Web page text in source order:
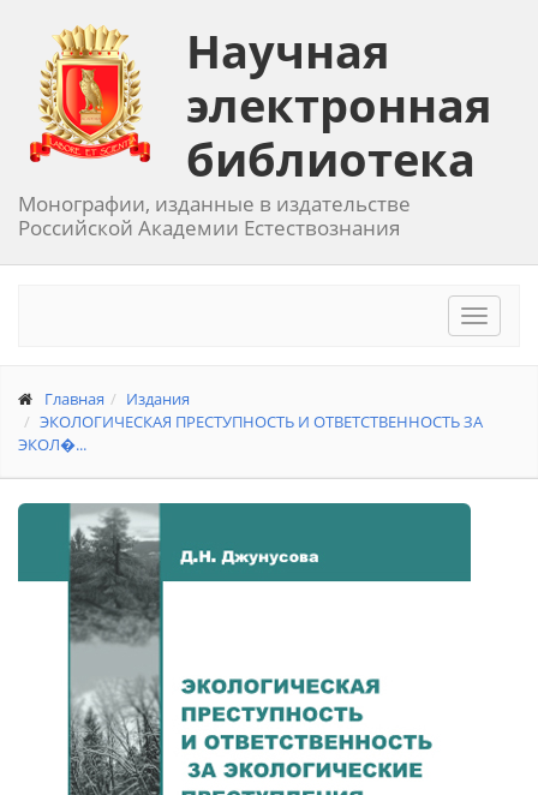
Научная
электронная
библиотека
Монографии, изданные в издательстве
Российской Академии Естествознания
Toggle
Главная
Издания
ЭКОЛОГИЧЕСКАЯ ПРЕСТУПНОСТЬ И ОТВЕТСТВЕННОСТЬ ЗА
ЭКОЛ�...